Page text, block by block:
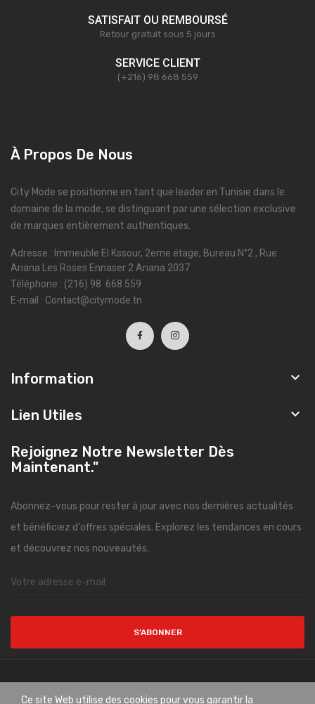
SATISFAIT OU REMBOURSÉ
Retour gratuit sous 5 jours
SERVICE CLIENT
(+216) 98 668 559
À Propos De Nous
City Mode se positionne en tant que leader en Tunisie dans le
domaine de la mode, se distinguant par une sélection exclusive
de marques entièrement authentiques.
Adresse : Immeuble El Kssour, 2eme étage, Bureau N°2 , Rue
Ariana Les Roses Ennaser 2 Ariana 2037
Téléphone : (216) 98 668 559
E-mail : Contact@citymode.tn
Information 
Lien Utiles 
Rejoignez Notre Newsletter Dès
Maintenant."
Abonnez-vous pour rester à jour avec nos dernières actualités
et bénéficiez d'offres spéciales. Explorez les tendances en cours
et découvrez nos nouveautés.
S’ABONNER
Ce site Web utilise des cookies pour vous garantir la